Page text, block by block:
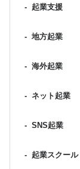
- 起業支援
- 地方起業
- 海外起業
- ネット起業
- SNS起業
- 起業スクール